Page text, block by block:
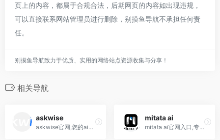
页上的内容，都属于合规合法，后期网页的内容如出现违规，
可以直接联系网站管理员进行删除，别摸鱼导航不承担任何责
任。
别摸鱼导航致力于优质、实用的网络站点资源收集与分享！
相关导航
askwise
askwise官网,您的ai人工智能...
mitata ai
mitata ai官网入口,专业的ai...